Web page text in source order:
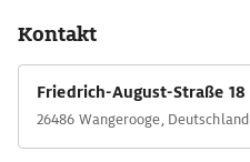
Kontakt
Friedrich-August-Straße 18
26486 Wangerooge, Deutschland